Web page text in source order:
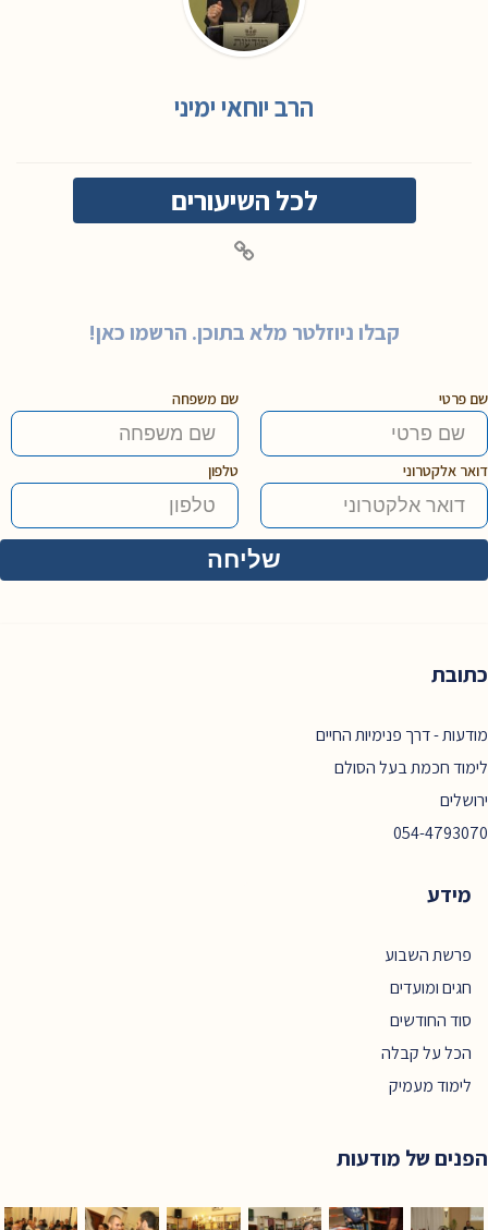
הרב יוחאי ימיני
לכל השיעורים
קבלו ניוזלטר מלא בתוכן. הרשמו כאן!
שם פרטי שם משפחה
דואר אלקטרוני טלפון
כתובת
מודעות - דרך פנימיות החיים
לימוד חכמת בעל הסולם
ירושלים
054-4793070
מידע
פרשת השבוע
חגים ומועדים
סוד החודשים
הכל על קבלה
לימוד מעמיק
הפנים של מודעות